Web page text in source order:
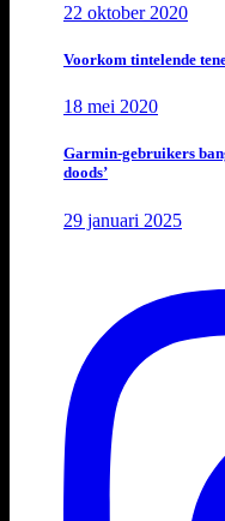
22 oktober 2020
Voorkom tintelende
18 mei 2020
Garmin-gebruikers
doods’
29 januari 2025